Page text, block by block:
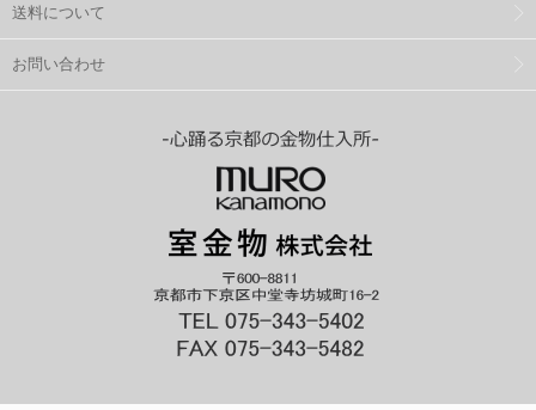
送料について
お問い合わせ